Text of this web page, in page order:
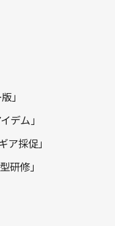
」
デム」
採促」
研修」